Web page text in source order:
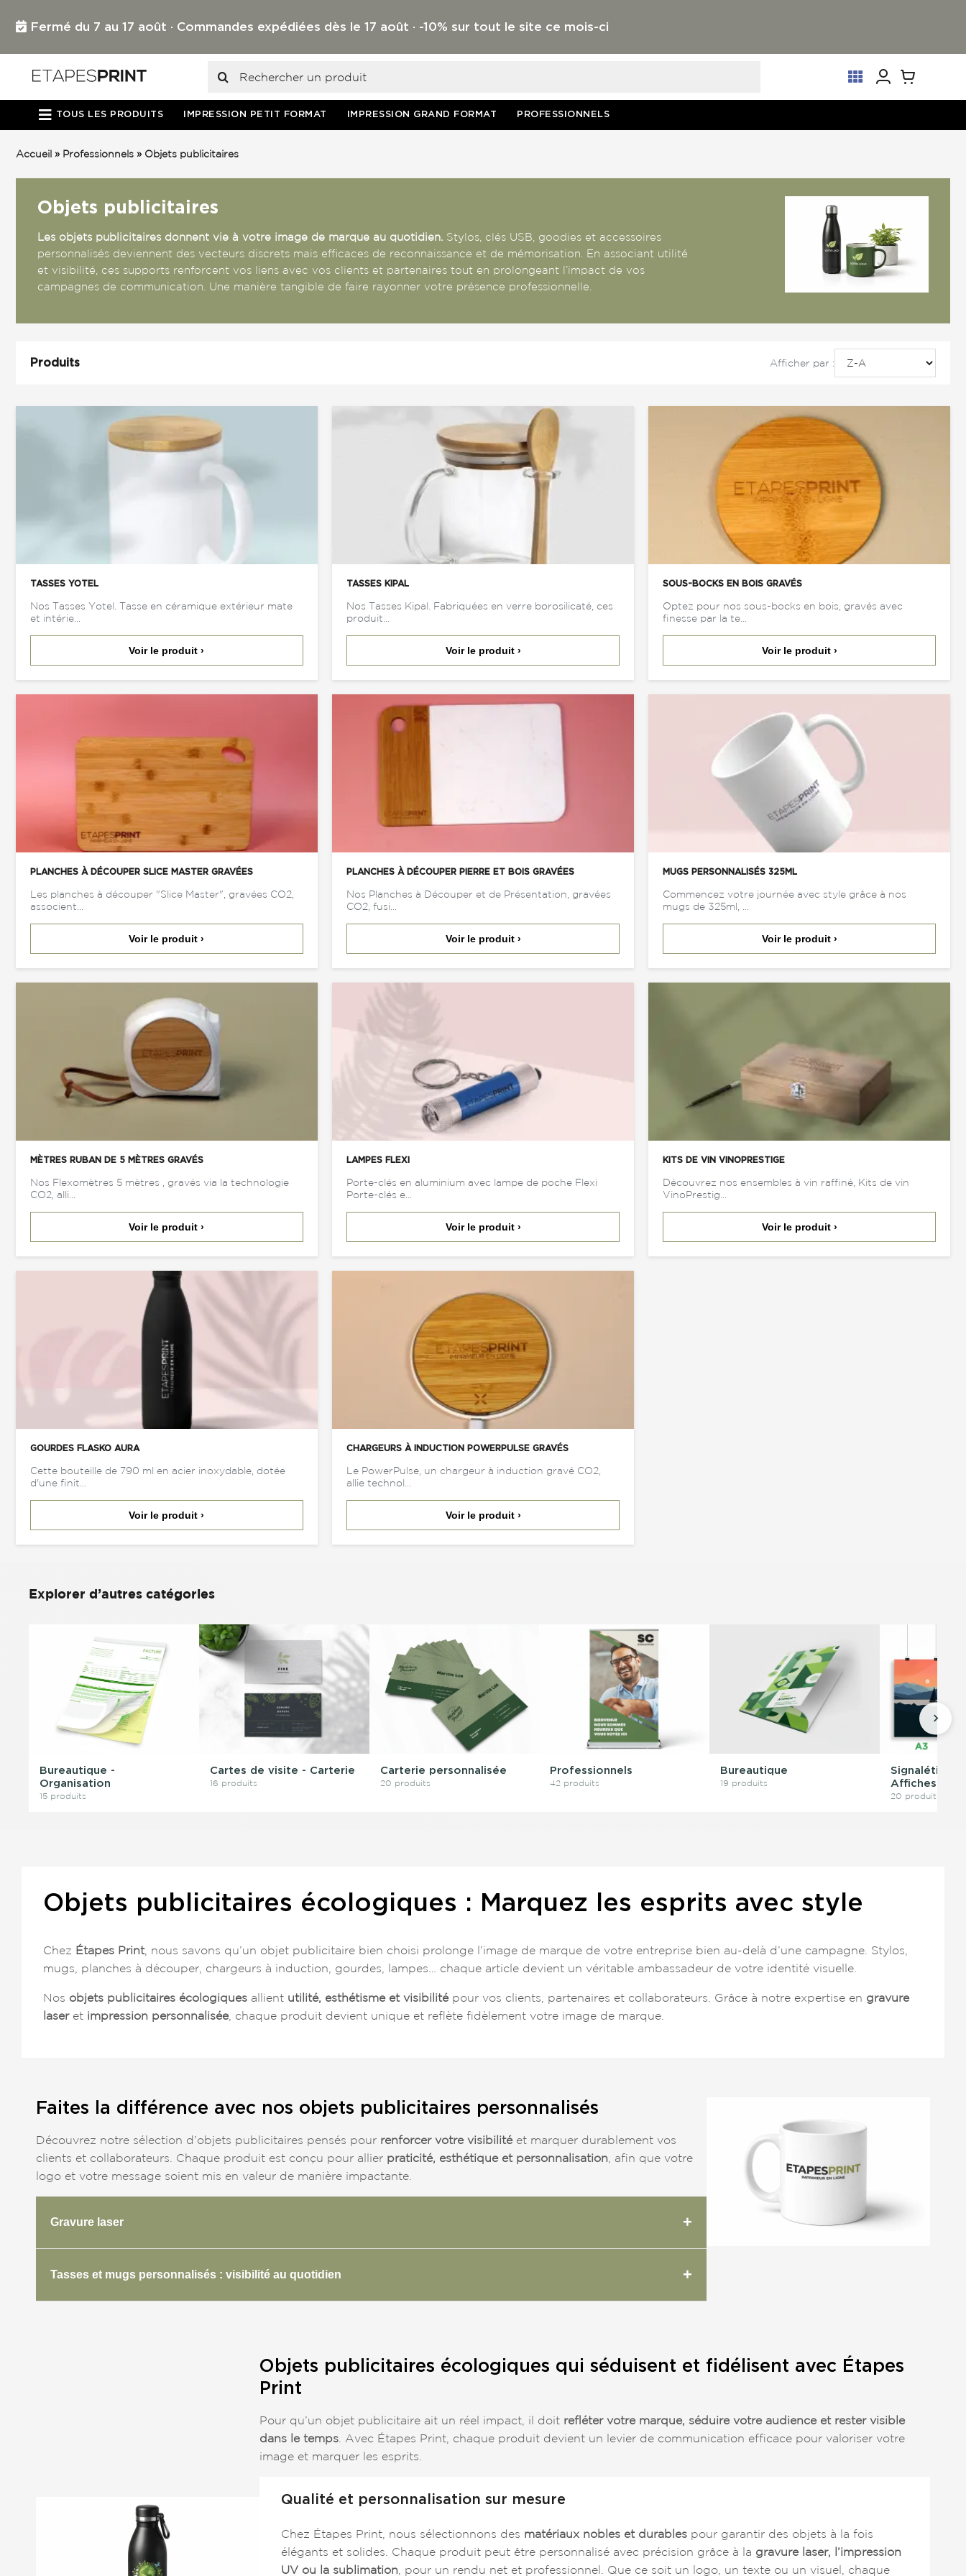
contenuFermé du 7 au 17 août · Commandes expédiées dès le 17 août · -10% sur tout le site ce mois-ci
TOUS LES PRODUITS IMPRESSION PETIT FORMAT IMPRESSION GRAND FORMAT PROFESSIONNELS
Accueil» Professionnels» Objets publicitaires
Objets publicitaires
Les objets publicitaires donnent vie à votre image de marque au quotidien.Stylos, clés USB, goodies et accessoires
personnalisés deviennent des vecteurs discrets mais efficaces de reconnaissance et de mémorisation. En associant utilité
et visibilité, ces supports renforcent vos liens avec vos clients et partenaires tout en prolongeant l’impact de vos
campagnes de communication. Une manière tangible de faire rayonner votre présence professionnelle.
Produits Afficher par :
TASSES YOTEL
Nos Tasses Yotel. Tasse en céramique extérieur mate
et intérie...
Voir le produit ›
TASSES KIPAL
Nos Tasses Kipal. Fabriquées en verre borosilicaté, ces
produit...
Voir le produit ›
SOUS-BOCKS EN BOIS GRAVÉS
Optez pour nos sous-bocks en bois, gravés avec
finesse par la te...
Voir le produit ›
PLANCHES À DÉCOUPER SLICE MASTER GRAVÉES
Les planches à découper "Slice Master", gravées CO2,
associent...
Voir le produit ›
PLANCHES À DÉCOUPER PIERRE ET BOIS GRAVÉES
Nos Planches à Découper et de Présentation, gravées
CO2, fusi...
Voir le produit ›
MUGS PERSONNALISÉS 325ML
Commencez votre journée avec style grâce à nos
mugs de 325ml, ...
Voir le produit ›
MÈTRES RUBAN DE 5 MÈTRES GRAVÉS
Nos Flexomètres 5 mètres , gravés via la technologie
CO2, alli...
Voir le produit ›
LAMPES FLEXI
Porte-clés en aluminium avec lampe de poche Flexi
Porte-clés e...
Voir le produit ›
KITS DE VIN VINOPRESTIGE
Découvrez nos ensembles à vin raffiné, Kits de vin
VinoPrestig...
Voir le produit ›
GOURDES FLASKO AURA
Cette bouteille de 790 ml en acier inoxydable, dotée
d'une finit...
Voir le produit ›
CHARGEURS À INDUCTION POWERPULSE GRAVÉS
Le PowerPulse, un chargeur à induction gravé CO2,
allie technol...
Voir le produit ›
Explorer d’autres catégories
Bureautique -
Organisation
15 produits
Cartes de visite - Carterie
16 produits
Carterie personnalisée
20 produits
Professionnels
42 produits
Bureautique
19 produits
Signalétique
Affiches
20 produits
Objets publicitaires écologiques : Marquez les esprits avec style
Chez Étapes Print, nous savons qu’un objet publicitaire bien choisi prolonge l’image de marque de votre entreprise bien au-delà d’une campagne. Stylos,
mugs, planches à découper, chargeurs à induction, gourdes, lampes… chaque article devient un véritable ambassadeur de votre identité visuelle.
Nos objets publicitaires écologiques allient utilité, esthétisme et visibilitépour vos clients, partenaires et collaborateurs. Grâce à notre expertise en gravure
laseret impression personnalisée, chaque produit devient unique et reflète fidèlement votre image de marque.
Faites la différence avec nos objets publicitaires personnalisés
Découvrez notre sélection d’objets publicitaires pensés pour renforcer votre visibilitéet marquer durablement vos
clients et collaborateurs. Chaque produit est conçu pour allier praticité, esthétique et personnalisation , afin que votre
logo et votre message soient mis en valeur de manière impactante.
Gravure laser +
Tasses et mugs personnalisés : visibilité au quotidien +
Objets publicitaires écologiques qui séduisent et fidélisent avec Étapes
Print
Pour qu’un objet publicitaire ait un réel impact, il doit refléter votre marque, séduire votre audience et rester visible
dans le temps . Avec Étapes Print, chaque produit devient un levier de communication efficace pour valoriser votre
image et marquer les esprits.
Qualité et personnalisation sur mesure
Chez Étapes Print, nous sélectionnons des matériaux nobles et durables pour garantir des objets à la fois
élégants et solides. Chaque produit peut être personnalisé avec précision grâce à la gravure laser, l’impression
UV ou la sublimation , pour un rendu net et professionnel. Que ce soit un logo, un texte ou un visuel, chaque